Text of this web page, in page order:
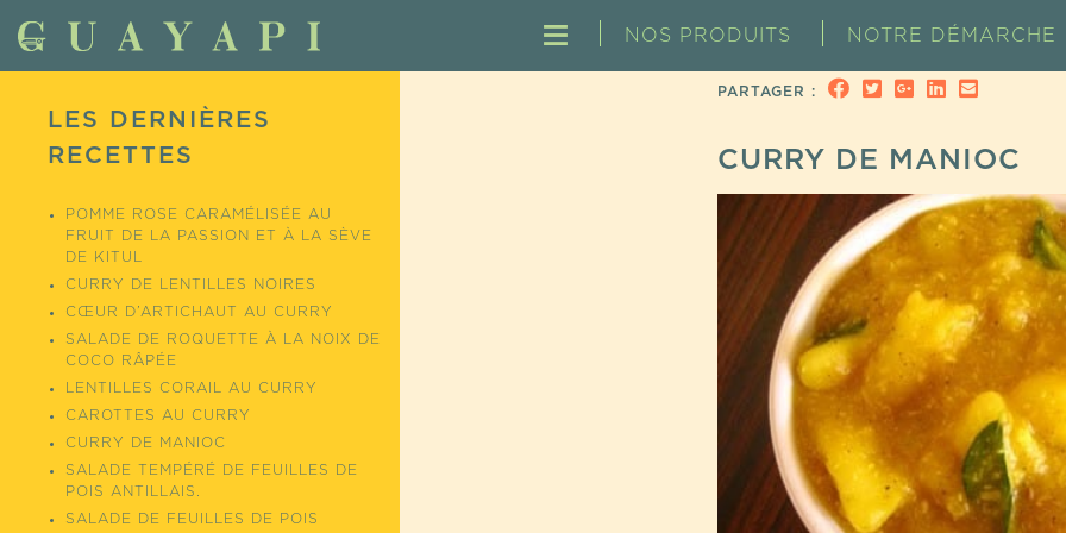
NOS PRODUITS NOTRE DÉMARCHE
LES DERNIÈRES
RECETTES
POMME ROSE CARAMÉLISÉE AU
FRUIT DE LA PASSION ET À LA SÈVE
DE KITUL
CURRY DE LENTILLES NOIRES
CŒUR D’ARTICHAUT AU CURRY
SALADE DE ROQUETTE À LA NOIX DE
COCO RÂPÉE
LENTILLES CORAIL AU CURRY
CAROTTES AU CURRY
CURRY DE MANIOC
SALADE TEMPÉRÉ DE FEUILLES DE
POIS ANTILLAIS.
SALADE DE FEUILLES DE POIS
PARTAGER :
CURRY DE MANIOC